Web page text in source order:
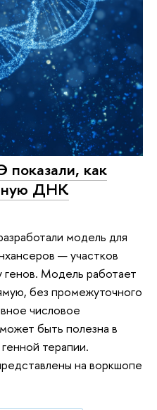
как
ДНК
модель для
— участков
Модель работает
без промежуточного
числовое
быть полезна в
терапии.
на воркшопе